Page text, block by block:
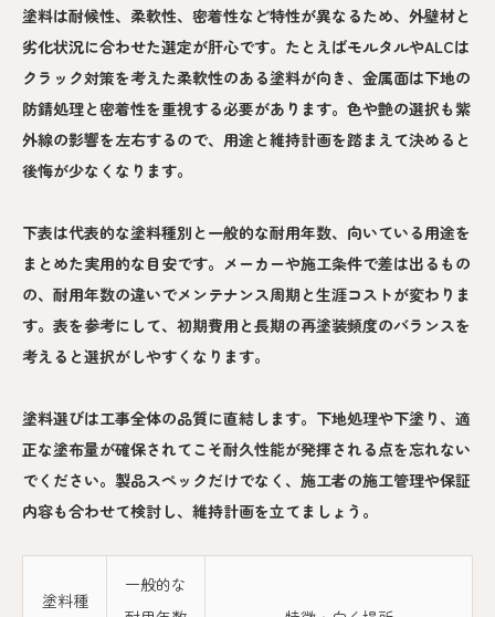
塗料は耐候性、柔軟性、密着性など特性が異なるため、外壁材と
劣化状況に合わせた選定が肝心です。たとえばモルタルやALCは
クラック対策を考えた柔軟性のある塗料が向き、金属面は下地の
防錆処理と密着性を重視する必要があります。色や艶の選択も紫
外線の影響を左右するので、用途と維持計画を踏まえて決めると
後悔が少なくなります。
下表は代表的な塗料種別と一般的な耐用年数、向いている用途を
まとめた実用的な目安です。メーカーや施工条件で差は出るもの
の、耐用年数の違いでメンテナンス周期と生涯コストが変わりま
す。表を参考にして、初期費用と長期の再塗装頻度のバランスを
考えると選択がしやすくなります。
塗料選びは工事全体の品質に直結します。下地処理や下塗り、適
正な塗布量が確保されてこそ耐久性能が発揮される点を忘れない
でください。製品スペックだけでなく、施工者の施工管理や保証
内容も合わせて検討し、維持計画を立てましょう。
塗料種
一般的な